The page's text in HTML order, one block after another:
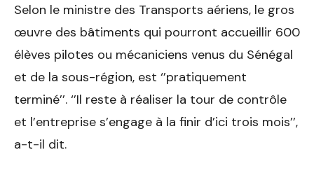
Selon le ministre des Transports aériens, le gros
œuvre des bâtiments qui pourront accueillir 600
élèves pilotes ou mécaniciens venus du Sénégal
et de la sous-région, est ‘’pratiquement
terminé’’. ‘’Il reste à réaliser la tour de contrôle
et l’entreprise s’engage à la finir d’ici trois mois’’,
a-t-il dit.